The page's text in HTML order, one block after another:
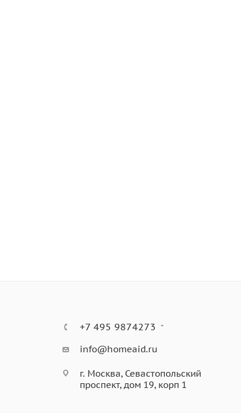
+7 495 9874273
info@homeaid.ru
г. Москва, Севастопольский
проспект, дом 19, корп 1